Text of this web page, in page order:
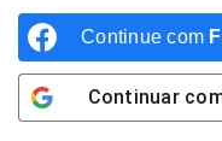
Continue com
Continuar